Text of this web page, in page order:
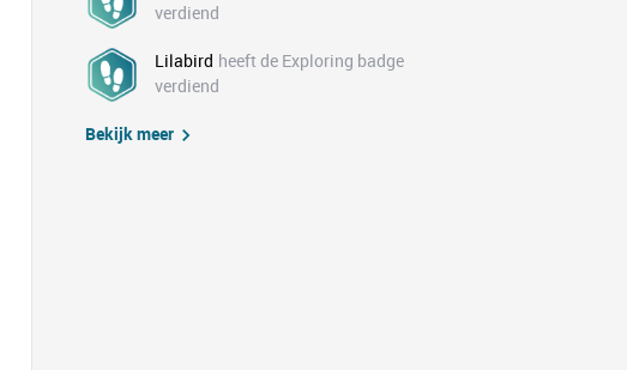
verdiend
Lilabird heeft de Exploring badge
verdiend
Bekijk meer